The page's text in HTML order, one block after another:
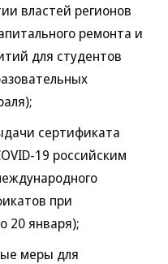
властей регионов
ремонта и
для студентов
сертификата
19 российским
при
20 января);
меры для